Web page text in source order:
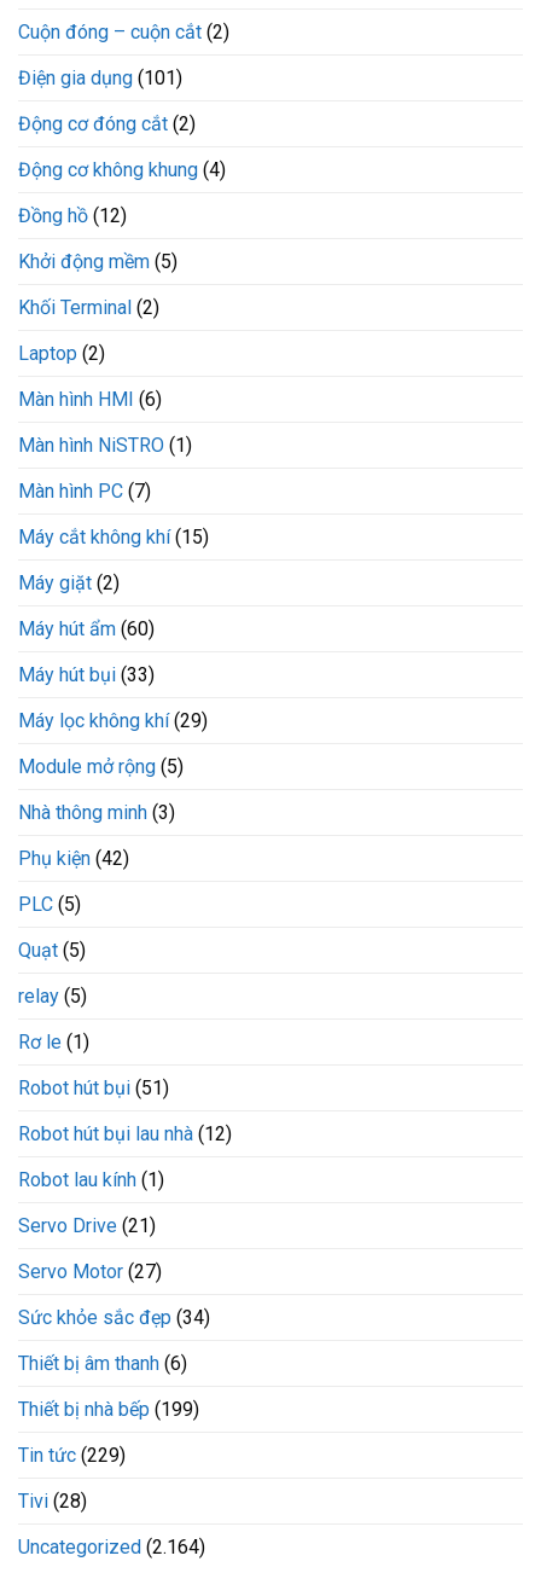
Cuộn đóng – cuộn cắt (2)
Điện gia dụng (101)
Động cơ đóng cắt (2)
Động cơ không khung (4)
Đồng hồ (12)
Khởi động mềm (5)
Khối Terminal (2)
Laptop (2)
Màn hình HMI (6)
Màn hình NiSTRO (1)
Màn hình PC (7)
Máy cắt không khí(15)
Máy giặt (2)
Máy hút ẩm (60)
Máy hút bụi (33)
Máy lọc không khí(29)
Module mở rộng (5)
Nhà thông minh (3)
Phụ kiện (42)
PLC (5)
Quạt (5)
relay (5)
Rơ le (1)
Robot hút bụi (51)
Robot hút bụi lau nhà (12)
Robot lau kính (1)
Servo Drive (21)
Servo Motor (27)
Sức khỏe sắc đẹp (34)
Thiết bị âm thanh (6)
Thiết bị nhà bếp (199)
Tin tức (229)
Tivi (28)
Uncategorized (2.164)